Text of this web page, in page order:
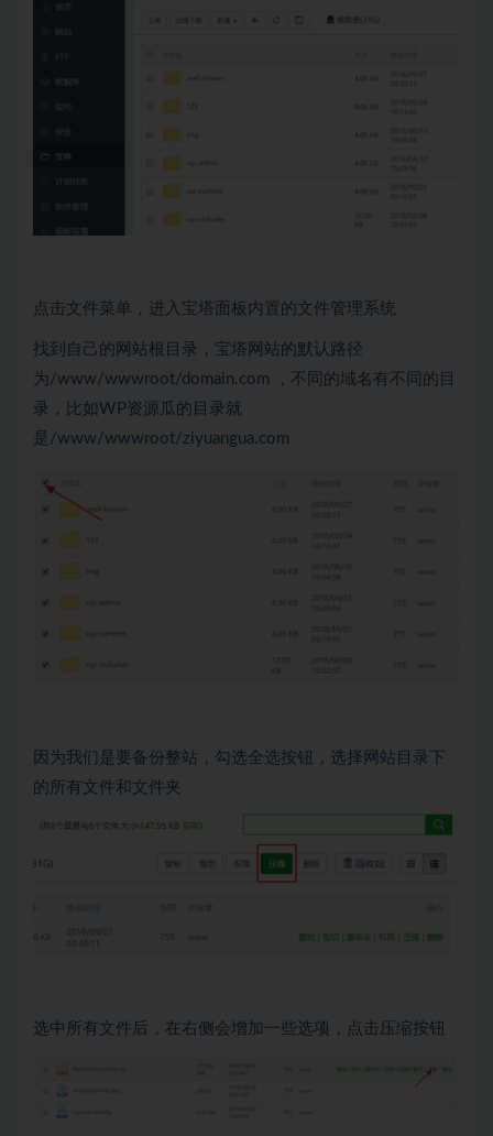
点击文件菜单，进入宝塔面板内置的文件管理系统
找到自己的网站根目录，宝塔网站的默认路径
为/www/wwwroot/domain.com ，不同的域名有不同的目
录，比如WP资源瓜的目录就
是/www/wwwroot/ziyuangua.com
因为我们是要备份整站，勾选全选按钮，选择网站目录下
的所有文件和文件夹
选中所有文件后，在右侧会增加一些选项，点击压缩按钮